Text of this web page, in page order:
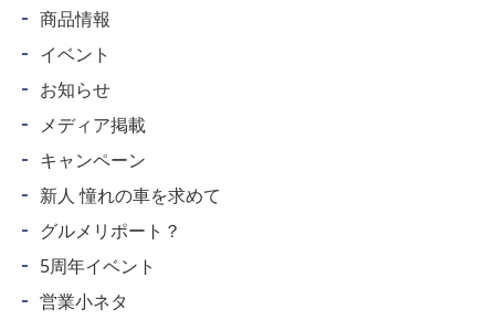
商品情報
イベント
お知らせ
メディア掲載
キャンペーン
新人 憧れの車を求めて
グルメリポート？
5周年イベント
営業小ネタ